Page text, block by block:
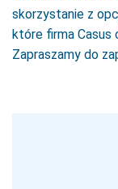
skorzystanie z
które firma Casus
Zapraszamy do